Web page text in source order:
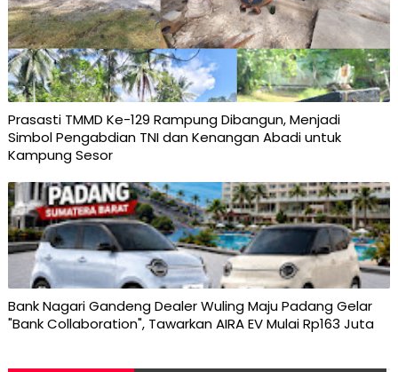
Prasasti TMMD Ke-129 Rampung Dibangun, Menjadi
Simbol Pengabdian TNI dan Kenangan Abadi untuk
Kampung Sesor
Bank Nagari Gandeng Dealer Wuling Maju Padang Gelar
"Bank Collaboration", Tawarkan AIRA EV Mulai Rp163 Juta